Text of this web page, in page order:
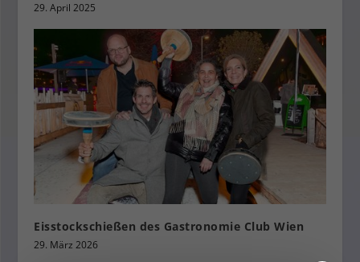
29. April 2025
Eisstockschießen des Gastronomie Club Wien
29. März 2026